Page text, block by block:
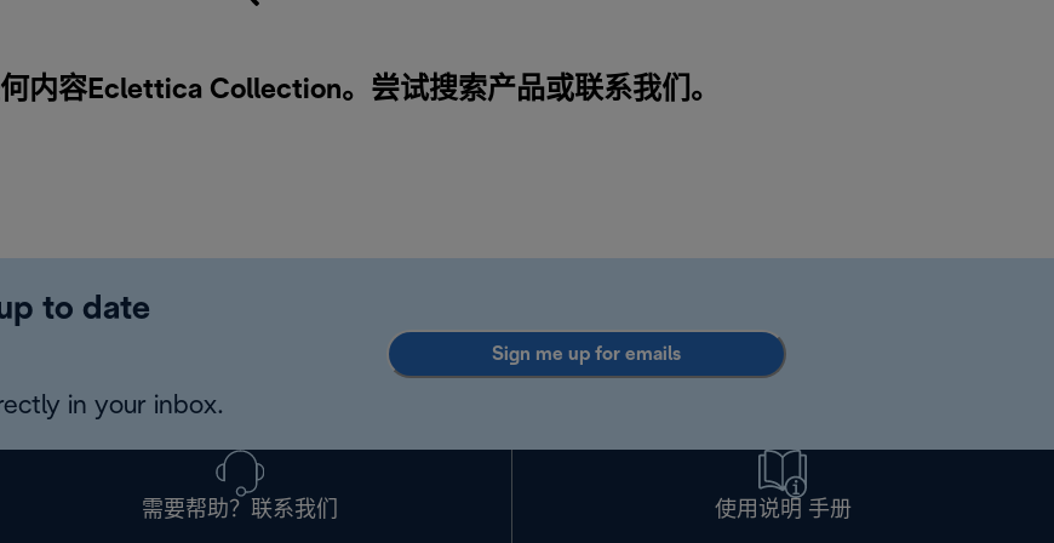
内容Eclettica Collection。尝试搜索产品或联系我们 。
to date
in your inbox.
Sign me up for emails
需要帮助？联系我们 使用说明 手册